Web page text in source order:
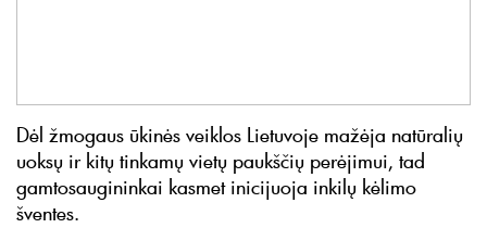
Dėl žmogaus ūkinės veiklos Lietuvoje mažėja natūralių
uoksų ir kitų tinkamų vietų paukščių perėjimui, tad
gamtosaugininkai kasmet inicijuoja inkilų kėlimo
šventes.